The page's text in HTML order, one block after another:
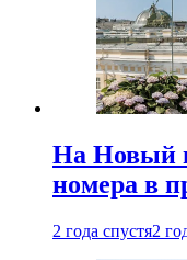
На Новый
номера в
2 года спустя2